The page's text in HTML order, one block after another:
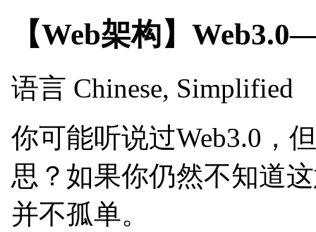
【Web架构】
语言 Chinese, Simplified
你可能听说过Web3.0，
思？如果你仍然不知道
并不孤单。